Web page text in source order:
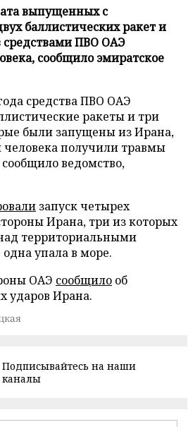
выпущенных с
баллистических ракет и
средствами ПВО ОАЭ
сообщило эмиратское
средства ПВО ОАЭ
ракеты и три
были запущены из Ирана,
человека получили травмы
ведомство,
запуск четырех
Ирана, три из которых
территориальными
упала в море.
ОАЭ сообщило об
ударов Ирана.
Подписывайтесь на наши
каналы